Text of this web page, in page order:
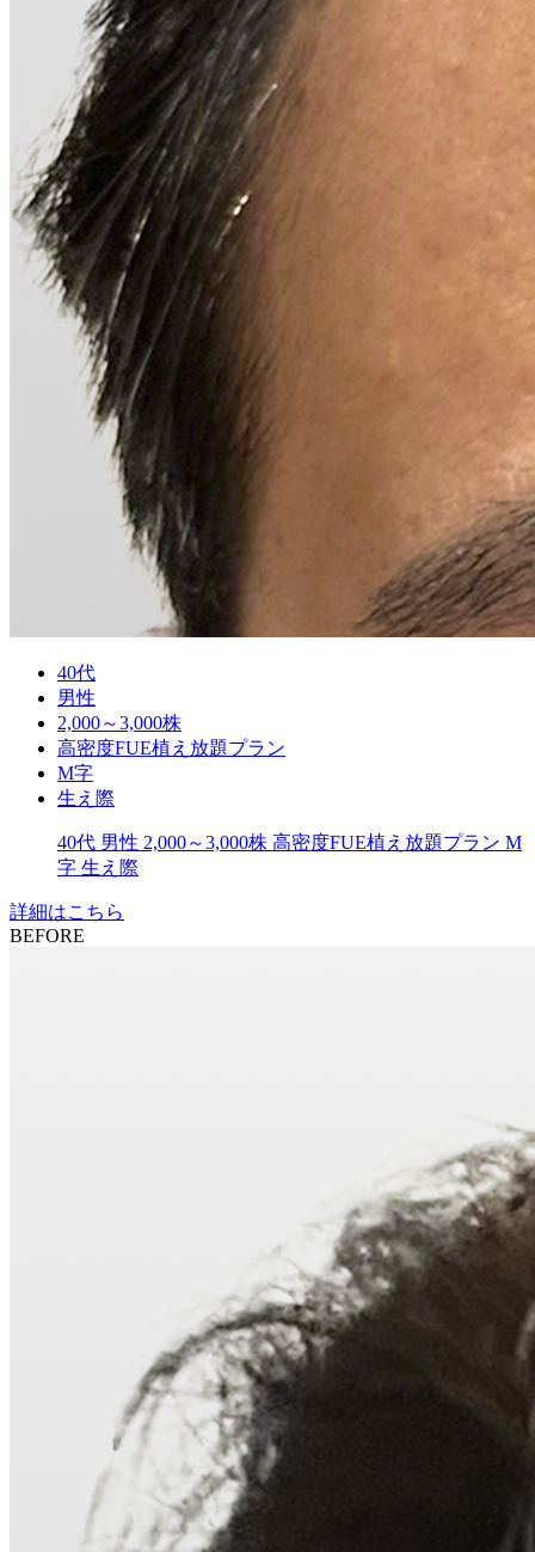
40代
男性
2,000～3,000株
高密度FUE植え放題プラン
M字
生え際
40代 男性 2,000～3,000株 高密度FUE植え放題プラン M
字 生え際
詳細はこちら
BEFORE